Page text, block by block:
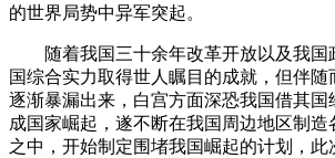
的世界局势中异军突起。
随着我国三十余年改革开放以及我国
国综合实力取得世人瞩目的成就，但伴随
逐渐暴漏出来，白宫方面深恐我国借其国
成国家崛起，遂不断在我国周边地区制
之中，开始制定围堵我国崛起的计划，此